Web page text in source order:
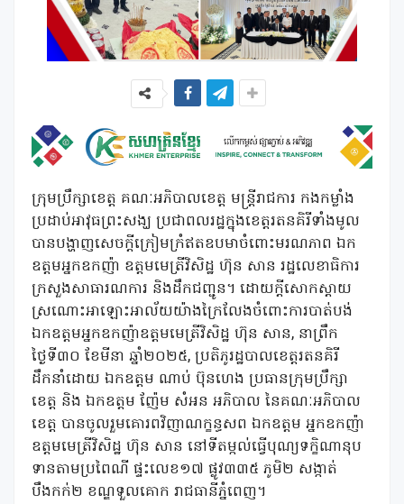
ក្រុមប្រឹក្សាខេត្ត គណៈអភិបាលខេត្ត មន្ត្រីរាជការ កងកម្លាំង
ប្រដាប់អាវុធព្រះសង្ឃ ប្រជាពលរដ្ឋក្នុងខេត្តរតនគិរីទាំងមូល
បានបង្ហាញសេចក្តីក្រៀមក្រំឥតឧបមាចំពោះមរណភាព ឯក
ឧត្តមអ្នកឧកញ៉ា ឧត្ដមមេត្រីវិសិដ្ឋ ហ៊ុន សាន រដ្ឋលេខាធិការ
ក្រសួងសាធារណការ និងដឹកជញ្ជូន។ ដោយក្តីសោកស្តាយ
ស្រណោះអាឡោះអាល័យយ៉ាងក្រៃលែងចំពោះការបាត់បង់
ឯកឧត្តមអ្នកឧកញ៉ាឧត្ដមមេត្រីវិសិដ្ឋ ហ៊ុន សាន, នាព្រឹក
ថ្ងៃទី៣០ ខែមីនា ឆ្នាំ២០២៥, ប្រតិភូរដ្ឋបាលខេត្តរតនគិរី
ដឹកនាំដោយ ឯកឧត្តម ណាប់ ប៊ុនហេង ប្រធានក្រុមប្រឹក្សា
ខេត្ត និង ឯកឧត្តម ញ៉ែម សំអន អភិបាល នៃគណៈអភិបាល
ខេត្ត បានចូលរួមគោរពវិញាណក្ខន្ធសព ឯកឧត្តម អ្នកឧកញ៉ា
ឧត្តមមេត្រីវិសិដ្ឋ ហ៊ុន សាន នៅទីតម្កល់ធ្វើបុណ្យទក្ខិណានុប
ទានតាមប្រពៃណី ផ្ទះលេខ១៧ ផ្លូវ៣៣៥ ភូមិ២ សង្កាត់
បឹងកក់២ ខណ្ឌទួលគោក រាជធានីភ្នំពេញ។